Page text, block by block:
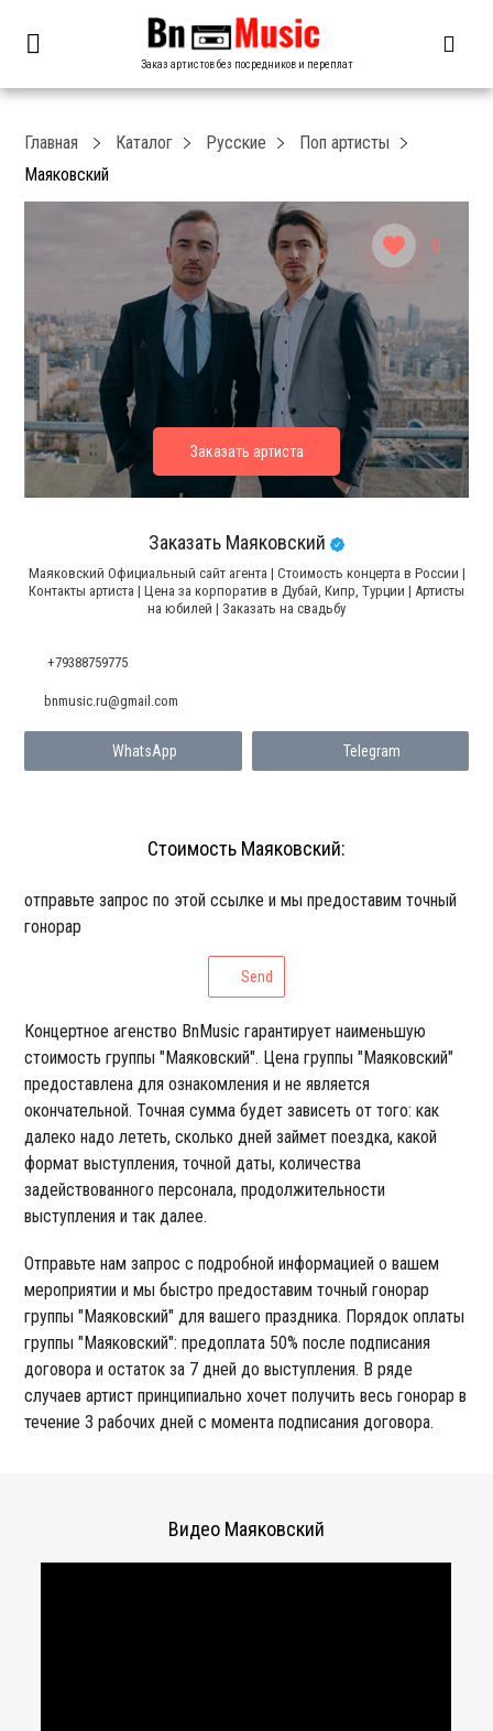
Заказ артистов без посредников и переплат
0
Главная Каталог Русские
Поп артисты
Маяковский
Заказать Маяковский
Маяковский Официальный сайт агента | Стоимость концерта в России |
Контакты артиста | Цена за корпоратив в Дубай, Кипр, Турции | Артисты
на юбилей | Заказать на свадьбу
+79388759775
WhatsApp Telegram
bnmusic.ru@gmail.com
Стоимость Маяковский:
отправьте запрос по этой ссылке и мы предоставим точный
гонорар
Send
Концертное агенство BnMusic гарантирует наименьшую
стоимость группы "Маяковский". Цена группы "Маяковский"
предоставлена для ознакомления и не является
окончательной. Точная сумма будет зависеть от того: как
далеко надо лететь, сколько дней займет поездка, какой
формат выступления, точной даты, количества
задействованного персонала, продолжительности
выступления и так далее.
Отправьте нам запрос с подробной информацией о вашем
мероприятии и мы быстро предоставим точный гонорар
группы "Маяковский" для вашего праздника. Порядок оплаты
группы "Маяковский": предоплата 50% после подписания
договора и остаток за 7 дней до выступления. В ряде
случаев артист принципиально хочет получить весь гонорар в
течение 3 рабочих дней с момента подписания договора.
Видео Маяковский